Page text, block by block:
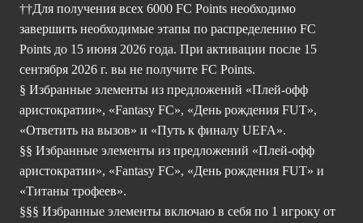
††Для получения всех 6000 FC Points необходимо
завершить необходимые этапы по распределению FC
Points до 15 июня 2026 года. При активации после 15
сентября 2026 г. вы не получите FC Points.
§ Избранные элементы из предложений «Плей-офф
аристократии», «Fantasy FC», «День рождения FUT»,
«Ответить на вызов» и «Путь к финалу UEFA».
§§ Избранные элементы из предложений «Плей-офф
аристократии», «Fantasy FC», «День рождения FUT» и
«Титаны трофеев».
§§§ Избранные элементы включаю в себя по 1 игроку от